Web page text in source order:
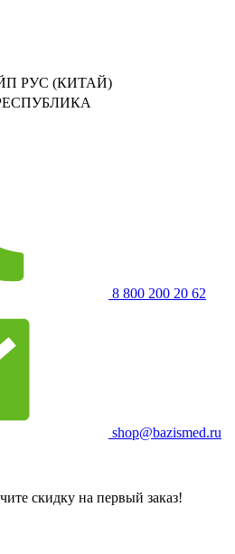
РУС (КИТАЙ)
8 800 200 20 62
shop@bazismed.ru
скидку на первый заказ!